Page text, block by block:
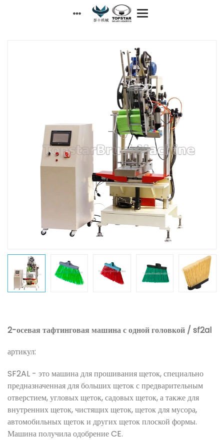
2-осевая тафтинговая машина с одной головкой / sf2al
артикул:
SF2AL - это машина для прошивания щеток, специально
предназначенная для больших щеток с предварительным
отверстием, угловых щеток, садовых щеток, а также для
внутренних щеток, чистящих щеток, щеток для мусора,
автомобильных щеток и других щеток плоской формы.
Машина получила одобрение CE.